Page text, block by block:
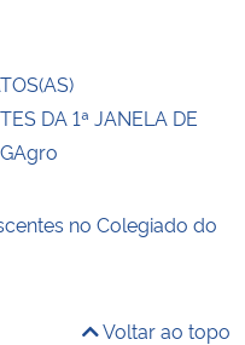
DA 1ª JANELA DE
no Colegiado do
Voltar ao topo